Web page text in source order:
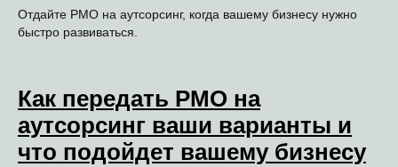
Отдайте PMO на аутсорсинг, когда вашему бизнесу нужно
быстро развиваться.
Как передать PMO на
аутсорсинг ваши варианты и
что подойдет вашему бизнесу